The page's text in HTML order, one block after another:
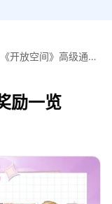
《开放空间》高级通行
励一览